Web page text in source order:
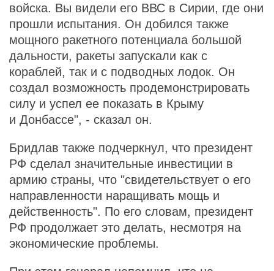
войска. Вы видели его ВВС в Сирии, где они
прошли испытания. Он добился также
мощного ракетного потенциала большой
дальности, ракеты запускали как с
кораблей, так и с подводных лодок. Он
создал возможность продемонстрировать
силу и успел ее показать в Крыму
и Донбассе", - сказал он.
Бридлав также подчеркнул, что президент
РФ сделал значительные инвестиции в
армию страны, что "свидетельствует о его
направленности наращивать мощь и
действенность". По его словам, президент
РФ продолжает это делать, несмотря на
экономические проблемы.